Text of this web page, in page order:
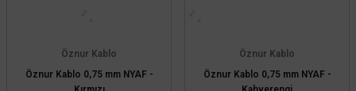
Öznur Kablo
Öznur Kablo 0,75 mm NYAF -
Öznur Kablo
Öznur Kablo 0,75 mm NYAF -